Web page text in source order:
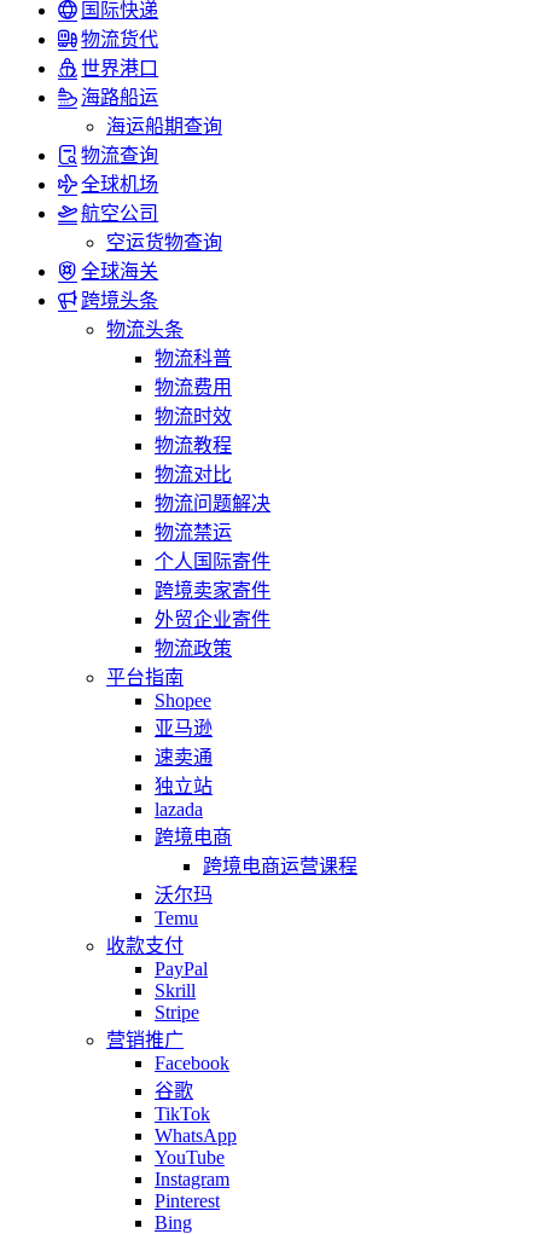
国际快递
物流货代
世界港口
海路船运
海运船期查询
物流查询
全球机场
航空公司
空运货物查询
全球海关
跨境头条
物流头条
物流科普
物流费用
物流时效
物流教程
物流对比
物流问题解决
物流禁运
个人国际寄件
跨境卖家寄件
外贸企业寄件
物流政策
平台指南
Shopee
亚马逊
速卖通
独立站
lazada
跨境电商
跨境电商运营课程
沃尔玛
Temu
收款支付
PayPal
Skrill
Stripe
营销推广
Facebook
谷歌
TikTok
WhatsApp
YouTube
Instagram
Pinterest
Bing